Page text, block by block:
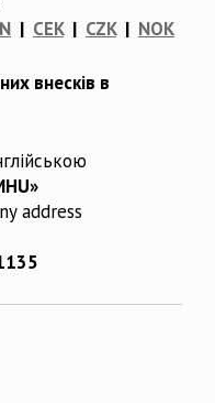
| CEK| CZK| NOK
внесків в
address